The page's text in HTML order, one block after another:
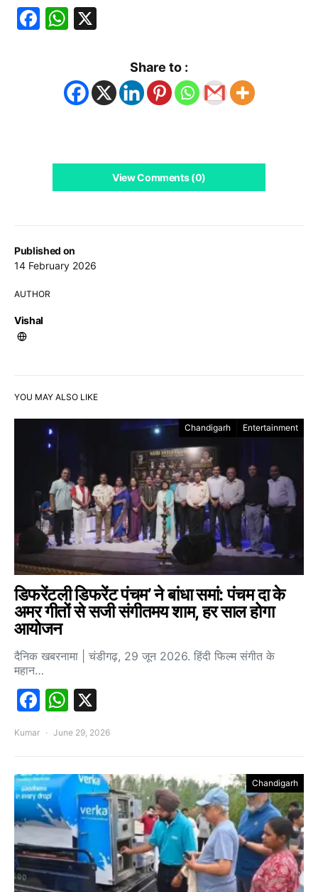
Published on
14 February 2026
AUTHOR
Vishal
Facebook
WhatsApp
Share to :
View Comments (0)
YOU MAY ALSO LIKE
Chandigarh Entertainment
डिफरेंटली डिफरेंट पंचम’ ने बांधा समां: पंचम दा के
अमर गीतों से सजी संगीतमय शाम, हर साल होगा
आयोजन
दैनिक खबरनामा | चंडीगढ़, 29 जून 2026. हिंदी फिल्म संगीत के
महान…
Facebook
WhatsApp
Kumar June 29, 2026
Chandigarh